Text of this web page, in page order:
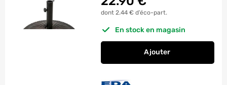
dont 2.44 € d’éco-part.
En stock en magasin
Ajouter